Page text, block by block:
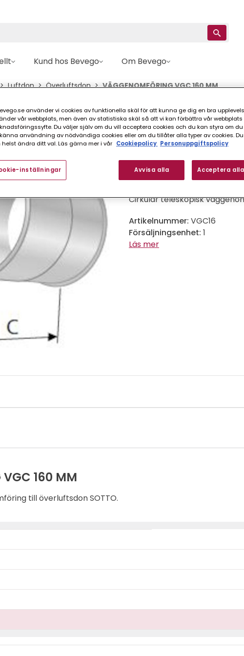
Kund hos Bevego Om Bevego
Luftdon Överluftsdon VÄGGENOMFÖRING VGC 160 MM
Swegon
FINNS I FLER VARIANTER
Cirkulär teleskopisk
Artikelnummer: VGC16
Försäljningsenhet: 1
Läs mer
VGC 160 MM
till överluftsdon SOTTO.
använder vi cookies av funktionella skäl för att kunna ge dig en bra
vår webbplats, men även av statistiska skäl så att vi kan förbättra vår webbplats
Du väljer själv om du vill acceptera cookies och du kan styra om
användning av nödvändiga cookies eller om du tillåter alla typer av cookies.
helst ändra ditt val. Läs gärna mer i vår Cookiepolicy Personuppgiftspolicy
Avvisa alla Acceptera
inställningar